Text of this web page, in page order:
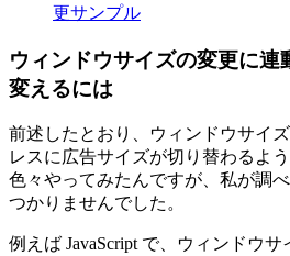
更サンプル
ウィンドウサイズの変更に連
変えるには
前述したとおり、ウィンドウサイ
レスに広告サイズが切り替わるよ
色々やってみたんですが、私が調
つかりませんでした。
例えば JavaScript で、ウィンドウ